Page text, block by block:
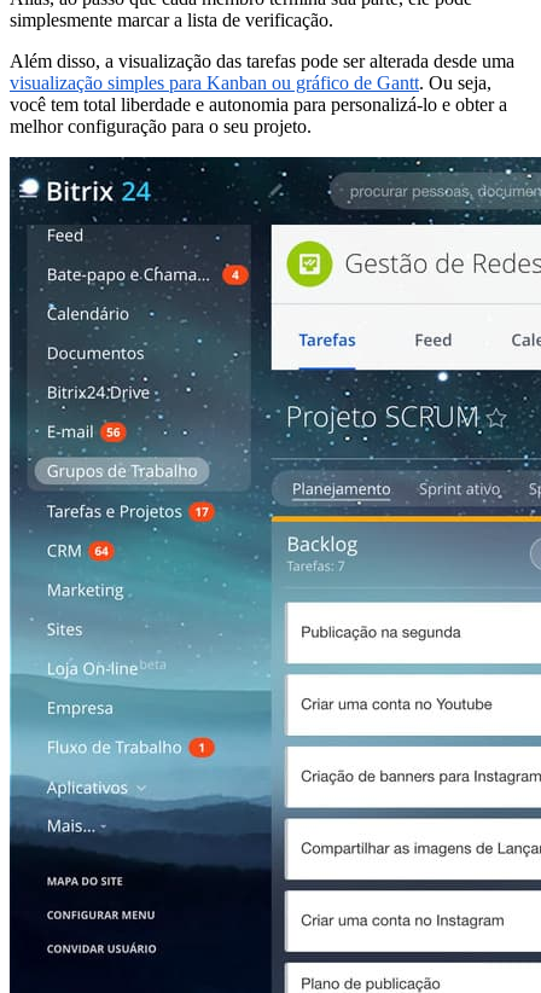
simplesmente marcar a lista de verificação.
Além disso, a visualização das tarefas pode ser alterada desde uma
visualização simples para Kanban ou gráfico de Gantt. Ou seja,
você tem total liberdade e autonomia para personalizá-lo e obter a
melhor configuração para o seu projeto.